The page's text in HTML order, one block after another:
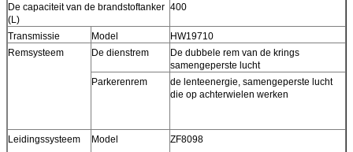
De capaciteit van de brandstoftanker
(L)
400
Transmissie Model
HW19710
Remsysteem
De dienstrem
De dubbele rem van de krings
samengeperste lucht
Parkerenrem
de lenteenergie, samengeperste lucht
die op achterwielen werken
Leidingssysteem Model ZF8098